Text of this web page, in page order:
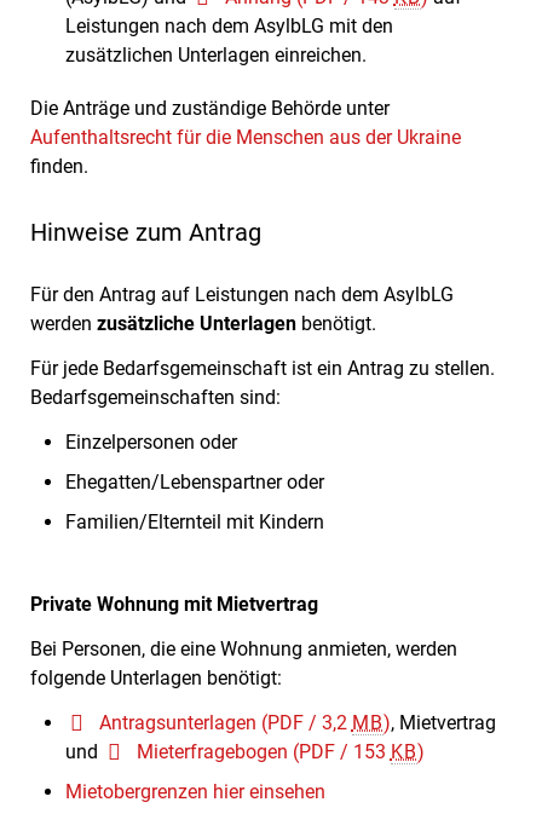
Leistungen nach dem AsylbLG mit den
zusätzlichen Unterlagen einreichen.
Die Anträge und zuständige Behörde unter
Aufenthaltsrecht für die Menschen aus der Ukraine
finden.
Hinweise zum Antrag
Für den Antrag auf Leistungen nach dem AsylbLG
werden zusätzliche Unterlagen benötigt.
Für jede Bedarfsgemeinschaft ist ein Antrag zu stellen.
Bedarfsgemeinschaften sind:
Einzelpersonen oder
Ehegatten/Lebenspartner oder
Familien/Elternteil mit Kindern
Private Wohnung mit Mietvertrag
Bei Personen, die eine Wohnung anmieten, werden
folgende Unterlagen benötigt:
Antragsunterlagen (PDF / 3,2 MB), Mietvertrag
und
Mieterfragebogen (PDF / 153 KB)
Mietobergrenzen hier einsehen